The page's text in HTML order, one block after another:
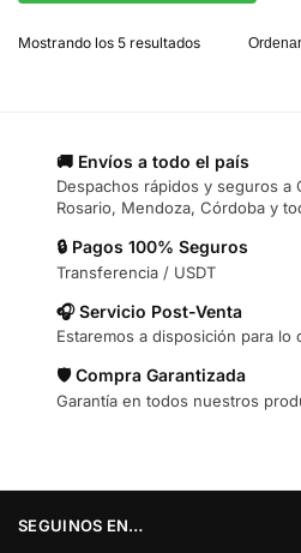
Mostrando los 5 resultados
🚚 Envíos a todo el país
Despachos rápidos y seguros a
Rosario, Mendoza, Córdoba y
🔒 Pagos 100% Seguros
Transferencia / USDT
🎧 Servicio Post-Venta
Estaremos a disposición para lo
🛡️ Compra Garantizada
Garantía en todos nuestros
SEGUINOS EN…